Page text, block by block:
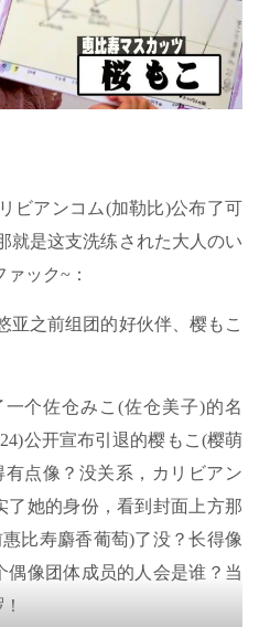
ビアンコム(加勒比)公布了可
就是这支洗练された大人のい
ック~：
之前组团的好伙伴、樱もこ
个佐仓みこ(佐仓美子)的名
公开宣布引退的樱もこ(樱萌
点像？没关系，カリビアン
了她的身份，看到封面上方那
比寿麝香葡萄)了没？长得像
像团体成员的人会是谁？当